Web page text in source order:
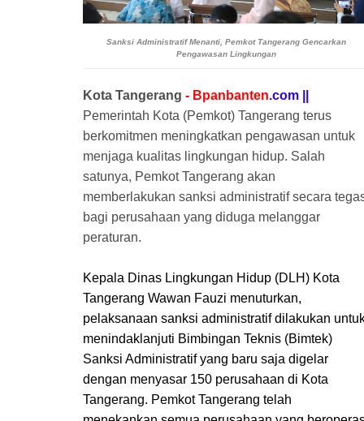
Sanksi Administratif Menanti, Pemkot Tangerang Gencarkan
Pengawasan Lingkungan
Kota Tangerang - Bpanbanten.com ||
Pemerintah Kota (Pemkot) Tangerang terus
berkomitmen meningkatkan pengawasan untuk
menjaga kualitas lingkungan hidup. Salah
satunya, Pemkot Tangerang akan
memberlakukan sanksi administratif secara
bagi perusahaan yang diduga melanggar
peraturan.
Kepala Dinas Lingkungan Hidup (DLH) Kota
Tangerang Wawan Fauzi menuturkan,
pelaksanaan sanksi administratif dilakukan
menindaklanjuti Bimbingan Teknis (Bimtek)
Sanksi Administratif yang baru saja digelar
dengan menyasar 150 perusahaan di Kota
Tangerang. Pemkot Tangerang telah